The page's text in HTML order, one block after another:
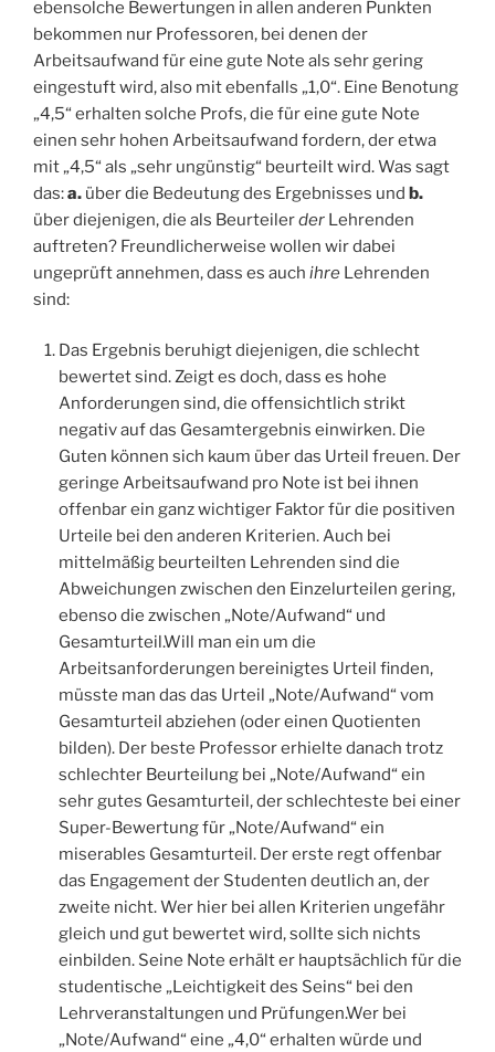
ebensolche Bewertungen in allen anderen Punkten
bekommen nur Professoren, bei denen der
Arbeitsaufwand für eine gute Note als sehr gering
eingestuft wird, also mit ebenfalls „1,0“. Eine Benotung
„4,5“ erhalten solche Profs, die für eine gute Note
einen sehr hohen Arbeitsaufwand fordern, der etwa
mit „4,5“ als „sehr ungünstig“ beurteilt wird. Was sagt
das:a. über die Bedeutung des Ergebnisses und b.
über diejenigen, die als Beurteilerder Lehrenden
auftreten? Freundlicherweise wollen wir dabei
ungeprüft annehmen, dass es auch ihre Lehrenden
sind:
Das Ergebnis beruhigt diejenigen, die schlecht
bewertet sind. Zeigt es doch, dass es hohe
Anforderungen sind, die offensichtlich strikt
negativ auf das Gesamtergebnis einwirken. Die
Guten können sich kaum über das Urteil freuen. Der
geringe Arbeitsaufwand pro Note ist bei ihnen
offenbar ein ganz wichtiger Faktor für die positiven
Urteile bei den anderen Kriterien. Auch bei
mittelmäßig beurteilten Lehrenden sind die
Abweichungen zwischen den Einzelurteilen gering,
ebenso die zwischen „Note/Aufwand“ und
Gesamturteil.Will man ein um die
Arbeitsanforderungen bereinigtes Urteil finden,
müsste man das das Urteil „Note/Aufwand“ vom
Gesamturteil abziehen (oder einen Quotienten
bilden). Der beste Professor erhielte danach trotz
schlechter Beurteilung bei „Note/Aufwand“ ein
sehr gutes Gesamturteil, der schlechteste bei einer
Super-Bewertung für „Note/Aufwand“ ein
miserables Gesamturteil. Der erste regt offenbar
das Engagement der Studenten deutlich an, der
zweite nicht. Wer hier bei allen Kriterien ungefähr
gleich und gut bewertet wird, sollte sich nichts
einbilden. Seine Note erhält er hauptsächlich für die
studentische „Leichtigkeit des Seins“ bei den
Lehrveranstaltungen und Prüfungen.Wer bei
„Note/Aufwand“ eine „4,0“ erhalten würde und